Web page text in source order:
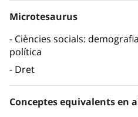
Microtesaurus
Ciències socials:
política
Dret
Conceptes equivalents en